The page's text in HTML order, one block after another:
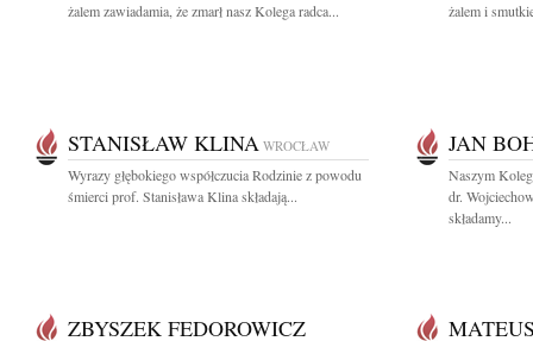
żalem zawiadamia, że zmarł nasz Kolega radca...
żalem i
STANISŁAW KLINA WROCŁAW
Wyrazy głębokiego współczucia Rodzinie z powodu
śmierci prof. Stanisława Klina składają...
JAN
Naszym
dr.
składamy...
ZBYSZEK FEDOROWICZ